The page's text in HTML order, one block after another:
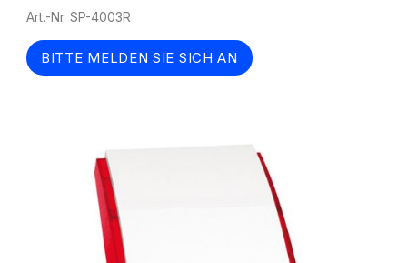
Art.-Nr. SP-4003R
BITTE MELDEN SIE SICH AN